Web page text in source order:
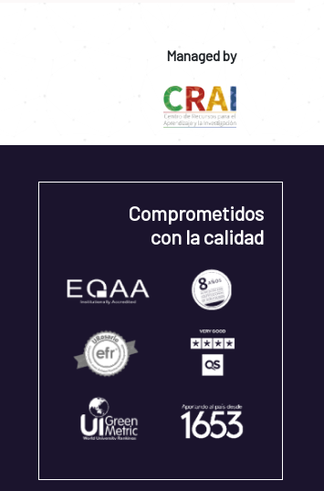
Managed by
Comprometidos
con la calidad